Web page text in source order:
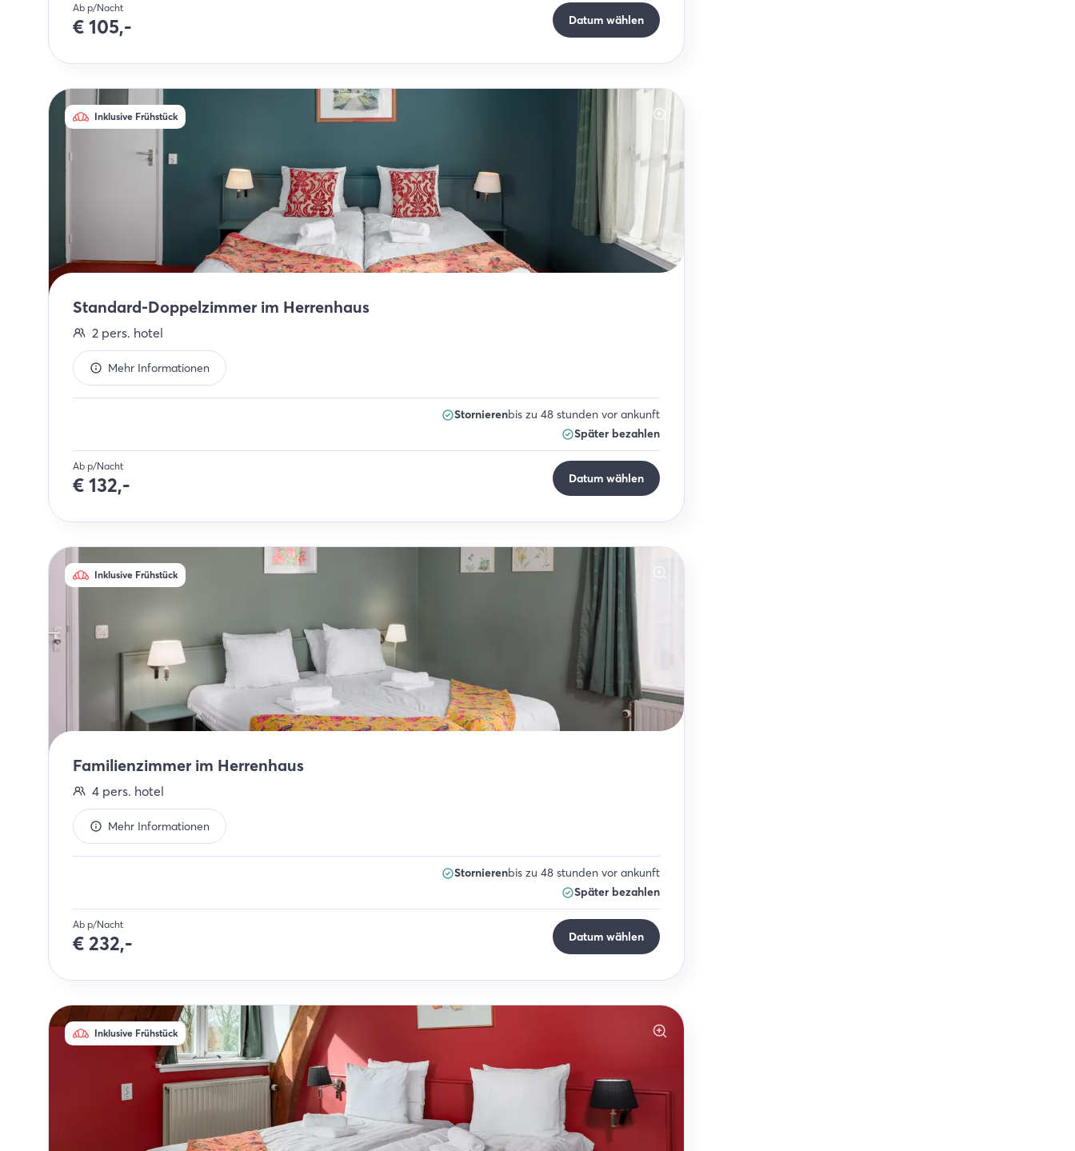
Ab p/Nacht
€ 105,- Datum wählen
Inklusive Frühstück
Standard-Doppelzimmer im Herrenhaus
2 pers. hotel
Mehr Informationen
Stornierenbis zu 48 stunden vor ankunft
Später bezahlen
Ab p/Nacht
€ 132,- Datum wählen
Inklusive Frühstück
Familienzimmer im Herrenhaus
4 pers. hotel
Mehr Informationen
Stornierenbis zu 48 stunden vor ankunft
Später bezahlen
Ab p/Nacht
€ 232,- Datum wählen
Inklusive Frühstück